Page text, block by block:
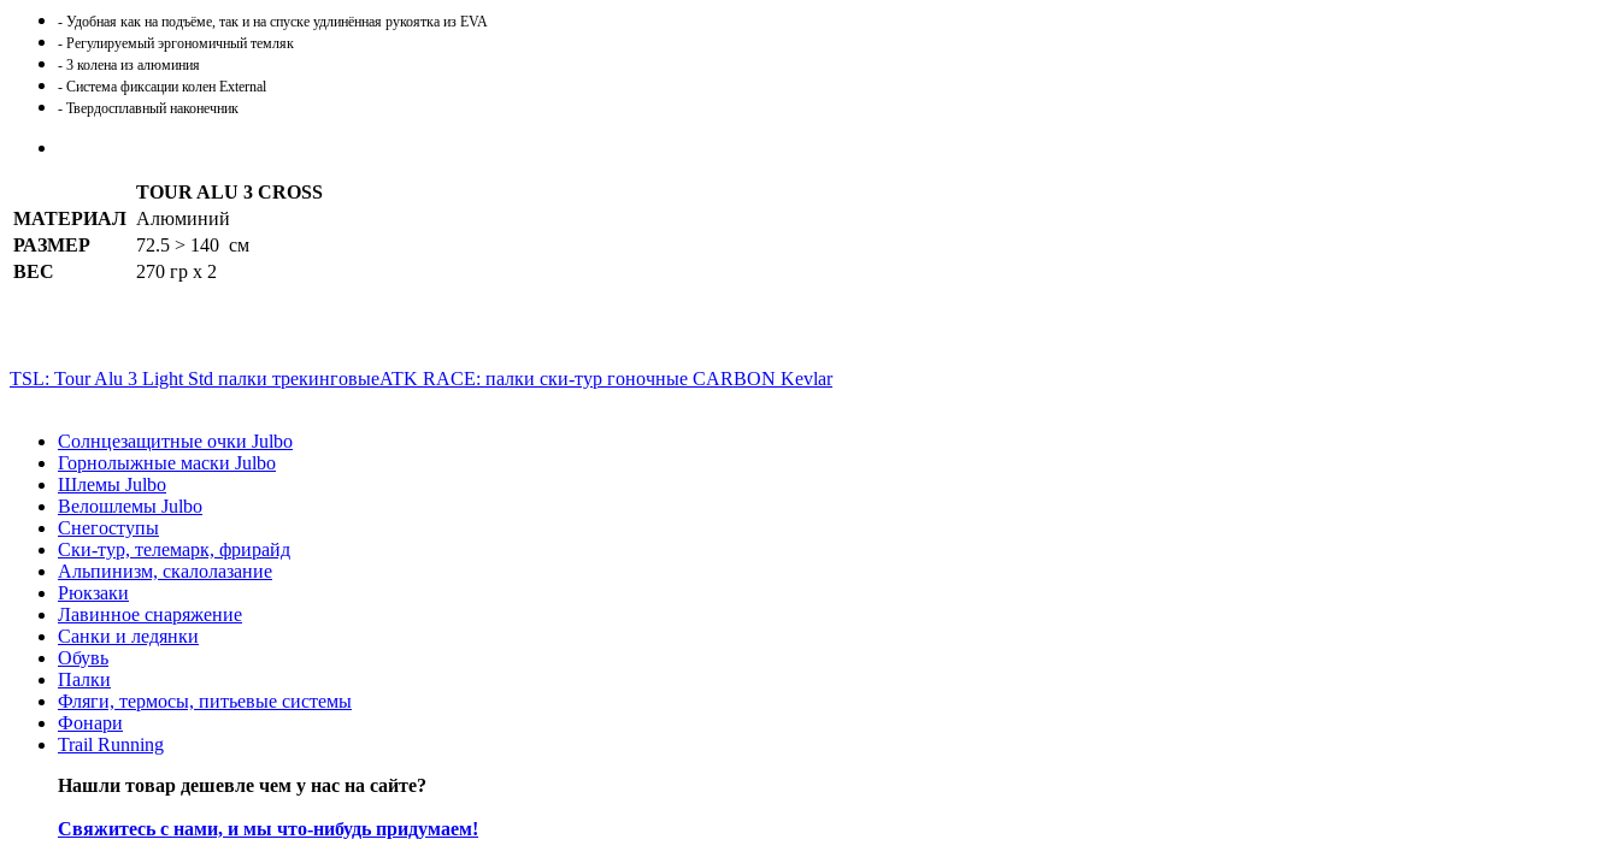
- Удобная как на подъёме, так и на спуске удлинённая рукоятка из EVA
- Регулируемый эргономичный темляк
- 3 колена из алюминия
- Система фиксации колен External
- Твердосплавный наконечник
TOUR ALU 3 CROSS
МАТЕРИАЛ Алюминий
РАЗМЕР
72.5 > 140 см
ВЕС
270 гр x 2
TSL: Tour Alu 3 Light Std палки трекинговыеATK RACE: палки ски-тур гоночные CARBON Kevlar
Солнцезащитные очки Julbo
Горнолыжные маски Julbo
Шлемы Julbo
Велошлемы Julbo
Снегоступы
Ски-тур, телемарк, фрирайд
Альпинизм, скалолазание
Рюкзаки
Лавинное снаряжение
Санки и ледянки
Обувь
Палки
Фляги, термосы, питьевые системы
Фонари
Trail Running
Нашли товар дешевле чем у нас на сайте?
Свяжитесь с нами, и мы что-нибудь придумаем!